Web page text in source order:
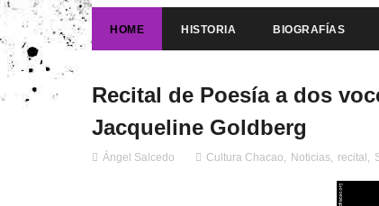
HOME HISTORIA BIOGRAFÍAS
Recital de Poesía a dos
Jacqueline Goldberg
Ángel Salcedo Cultura Chacao, Noticias, recital ,